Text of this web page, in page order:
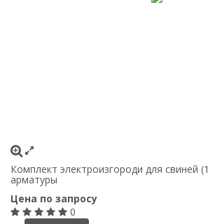
Комплект электроизгороди для свиней
арматуры
Цена по запросу
0